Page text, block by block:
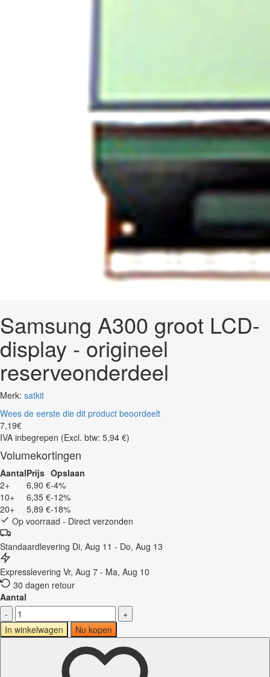
Samsung A300 groot LCD-
display - origineel
reserveonderdeel
Merk: satkit
Wees de eerste die dit product beoordeelt
7,19€
IVA inbegrepen (Excl. btw: 5,94 €)
Volumekortingen
AantalPrijs Opslaan
2+
6,90 €-4%
10+
6,35 €-12%
20+
5,89 €-18%
Op voorraad - Direct verzonden
Standaardlevering Di, Aug 11 - Do, Aug 13
Expresslevering Vr, Aug 7 - Ma, Aug 10
30 dagen retour
Aantal
-
+
In winkelwagen
Nu kopen